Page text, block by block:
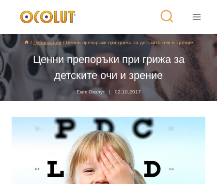
/ Публикации / Ценни препоръки при грижа за детските очи и зрение
Ценни препоръки при грижа за
детските очи и зрение
Екип Околут 02.10.2017